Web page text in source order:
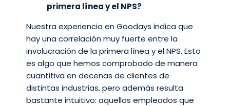
primera línea y el NPS?
Nuestra experiencia en Goodays indica que
hay una correlación muy fuerte entre la
involucración de la primera línea y el NPS. Esto
es algo que hemos comprobado de manera
cuantitiva en decenas de clientes de
distintas industrias, pero además resulta
bastante intuitivo: aquellos empleados que